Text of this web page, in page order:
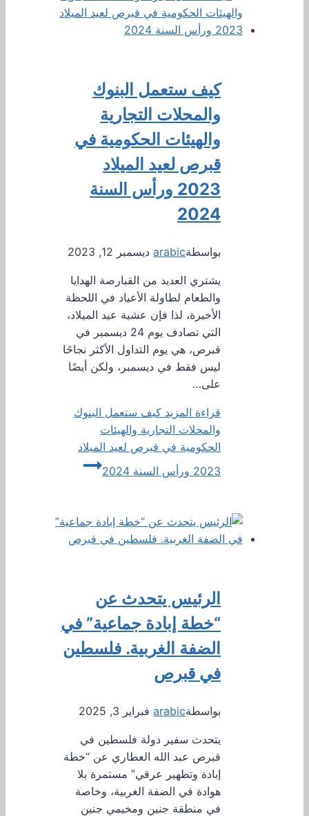
كيف ستعمل البنوك
والمحلات التجارية
والهيئات الحكومية في
قبرص لعيد الميلاد
2023 ورأس السنة
2024
بواسطةarabic ديسمبر 12, 2023
يشتري العديد من القبارصة الهدايا
والطعام لطاولة الأعياد في اللحظة
الأخيرة، لذا فإن عشية عيد الميلاد،
التي تصادف يوم 24 ديسمبر في
قبرص، هي يوم التداول الأكثر نجاحًا
ليس فقط في ديسمبر، ولكن أيضًا
على…
قراءة المزيد كيف ستعمل البنوك
والمحلات التجارية والهيئات
الحكومية في قبرص لعيد الميلاد
2023 ورأس السنة 2024
الرئيس يتحدث عن
“خطة إبادة جماعية” في
الضفة الغربية. فلسطين
في قبرص
بواسطةarabic فبراير 3, 2025
يتحدث سفير دولة فلسطين في
قبرص عبد الله العطاري عن “خطة
إبادة وتطهير عرقي” مستمرة بلا
هوادة في الضفة الغربية، وخاصة
في منطقة جنين ومخيمي جنين